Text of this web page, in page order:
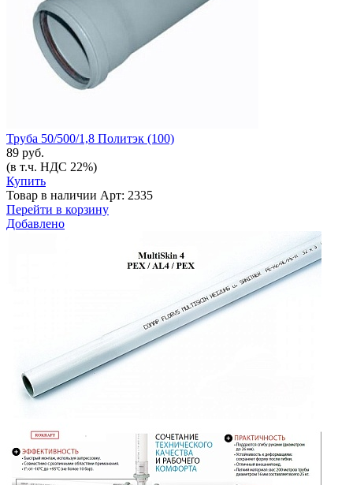
Труба 50/500/1,8 Политэк (100)
89 руб.
(в т.ч. НДС 22%)
Купить
Товар в наличии Арт: 2335
Перейти в корзину
Добавлено